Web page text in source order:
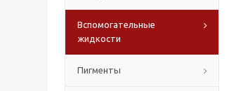
Вспомогательные
жидкости
Пигменты